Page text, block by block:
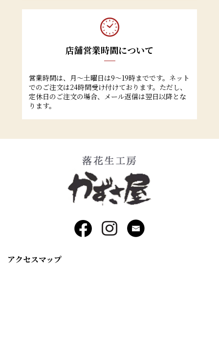
店舗営業時間について
営業時間は、月～土曜日は9～19時までです。ネット
でのご注文は24時間受け付けております。ただし、
定休日のご注文の場合、メール返信は翌日以降とな
ります。
アクセスマップ